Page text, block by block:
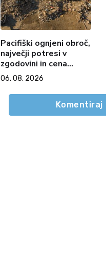
Pacifiški ognjeni obroč,
največji potresi v
zgodovini in cena
pozabe
06. 08. 2026
Komentiraj